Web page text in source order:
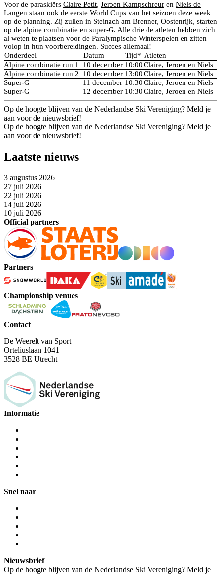
Voor de paraskiërs Claire Petit, Jeroen Kampschreur en Niels de
Langen staan ook de eerste World Cups van het seizoen deze week
op de planning. Zij zullen in Steinach am Brenner, Oostenrijk, starten
op de alpine combinatie en super-G. Alle drie de atleten hebben zich
al weten te plaatsen voor de Paralympische Winterspelen en zitten
volop in hun voorbereidingen. Succes allemaal!
Onderdeel
Datum Tijd* Atleten
Alpine combinatie run 1
10 december 10:00Claire, Jeroen en Niels
Alpine combinatie run 2
10 december 13:00Claire, Jeroen en Niels
Super-G
11 december 10:30Claire, Jeroen en Niels
Super-G
12 december 10:30Claire, Jeroen en Niels
Op de hoogte blijven van de Nederlandse Ski Vereniging? Meld je
aan voor de nieuwsbrief!
Op de hoogte blijven van de Nederlandse Ski Vereniging? Meld je
aan voor de nieuwsbrief!
Laatste nieuws
3 augustus 2026
27 juli 2026
22 juli 2026
14 juli 2026
10 juli 2026
Official partners
Partners
Championship venues
Contact
De Weerelt van Sport
Orteliuslaan 1041
3528 BE Utrecht
Informatie
Snel naar
Nieuwsbrief
Op de hoogte blijven van de Nederlandse Ski Vereniging? Meld je